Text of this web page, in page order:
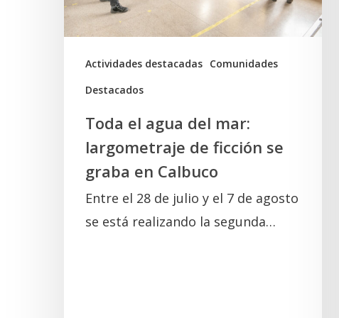
Actividades destacadas Comunidades
Destacados
de
ficción
graba
Calbuco
Toda el agua del mar:
largometraje de ficción se
graba en Calbuco
Entre el 28 de julio y el 7 de agosto
se está realizando la segunda…